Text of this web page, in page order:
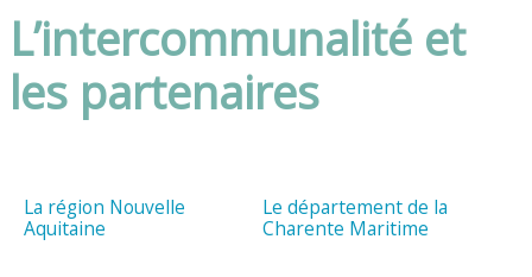
L’intercommunalité et
les partenaires
La région Nouvelle
Aquitaine
Le département de la
Charente Maritime